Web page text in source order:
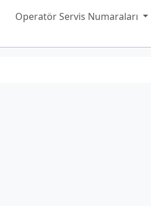
Operatör Servis Numaraları